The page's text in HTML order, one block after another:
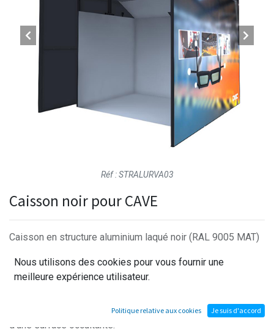
Réf : STRALURVA03
Caisson noir pour CAVE
Caisson en structure aluminium laqué noir (RAL 9005 MAT)
créer un espace totalement noir pour optimiser
l'exploitation d'un CAVE.
Les faces intérieures des toiles tendues sont recouvertes
d'une surface occultante.
Nous utilisons des cookies pour vous fournir une
meilleure expérience utilisateur.
Politique relative aux cookies Je suis d'accord